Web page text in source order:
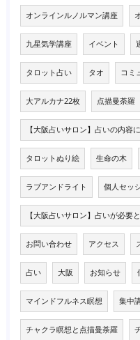
オンラインルノルマン講座
九星気学講座 イベント
タロット占い タオ コミ
大アルカナ22枚 点描曼荼羅
【大阪占いサロン】占いの内容
タロットぬり絵 生命の木
ラブアンドライト 個人セッ
【大阪占いサロン】占いが必要
お問い合わせ アクセス
占い 大阪 お知らせ
マインドフルネス瞑想 集中
チャクラ瞑想と点描曼荼羅